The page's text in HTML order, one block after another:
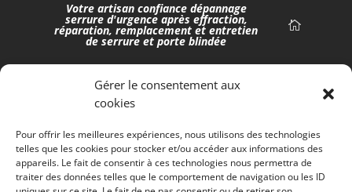
Gérer le consentement aux
cookies
Pour offrir les meilleures expériences, nous utilisons des technologies
telles que les cookies pour stocker et/ou accéder aux informations des
appareils. Le fait de consentir à ces technologies nous permettra de
traiter des données telles que le comportement de navigation ou les ID
Votre artisan confiance dépannage
serrure d'urgence après effraction,
réparation, remplacement et entretien
de serrure et porte blindée
⭐️⭐️⭐️⭐️⭐️4.9/5sur Google pour 161 avis
Merci pour votre confiance !